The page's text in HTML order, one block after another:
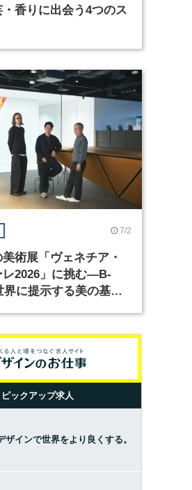
香りに出会う4つのス
7/2
術展「ヴェネチア・
レ2026」に挑む―B-
界に提示する美の基準
ピックアップ求人
ザインで世界をより良くする。